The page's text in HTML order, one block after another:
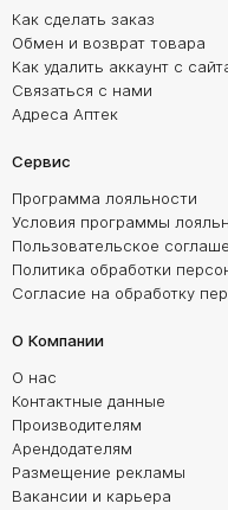
Как сделать заказ
Обмен и возврат товара
Как удалить аккаунт с
Связаться с нами
Адреса Аптек
Сервис
Программа лояльности
Условия программы
Пользовательское
Политика обработки
Согласие на обработку
О Компании
О нас
Контактные данные
Производителям
Арендодателям
Размещение рекламы
Вакансии и карьера